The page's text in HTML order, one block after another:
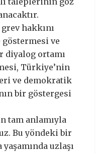
hakkını
ve
diyalog ortamı
Türkiye’nin
ve demokratik
bir göstergesi
tam anlamıyla
Bu yöndeki bir
uzlaşı